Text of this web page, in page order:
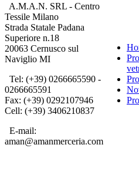
A.M.A.N. SRL - Centro
Tessile Milano
Strada Statale Padana
Superiore n.18
20063 Cernusco sul
Naviglio MI
Tel: (+39) 0266665590 -
0266665591
Fax: (+39) 0292107946
Cell: (+39) 3406210837
E-mail:
aman@amanmerceria.com